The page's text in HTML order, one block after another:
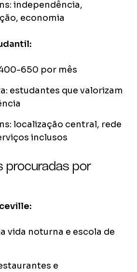
independência,
economia
650 por mês
estudantes que valorizam
localização central, rede
inclusos
procuradas por
vida noturna e escola de
e